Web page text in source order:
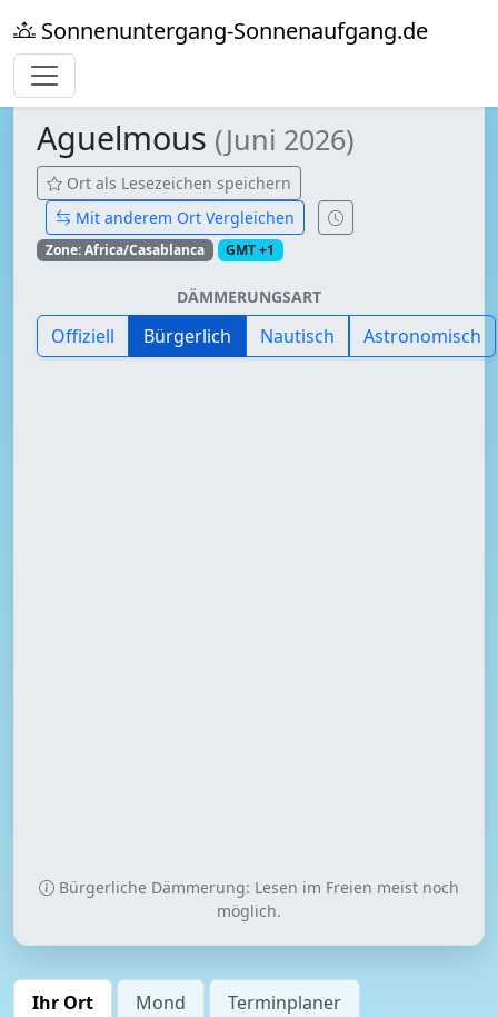
Sonnenuntergang-Sonnenaufgang.de
Aguelmous (Juni 2026)
Ort als Lesezeichen speichern
Mit anderem Ort Vergleichen
Zone: Africa/Casablanca GMT +1
DÄMMERUNGSART
Offiziell Bürgerlich Nautisch Astronomisch
Bürgerliche Dämmerung: Lesen im Freien meist noch
möglich.
Ihr Ort Mond
Terminplaner